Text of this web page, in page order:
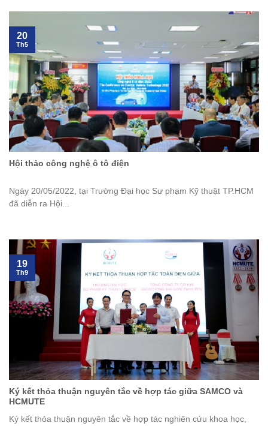
Hội thảo công nghệ ô tô điện
Ngày 20/05/2022, tại Trường Đại học Sư phạm Kỹ thuật TP.HCM
đã diễn ra Hội...
20
Th5
Ký kết thỏa thuận nguyên tắc về hợp tác giữa SAMCO và
HCMUTE
Ký kết thỏa thuận nguyên tắc về hợp tác nghiên cứu khoa học,
19
Th9